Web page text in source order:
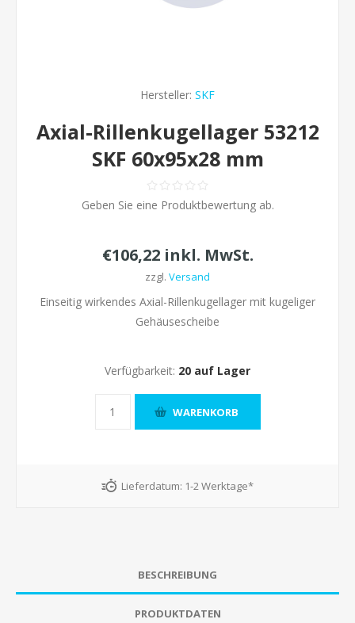
Hersteller: SKF
Axial-Rillenkugellager 53212
SKF 60x95x28 mm
Geben Sie eine Produktbewertung ab.
€106,22 inkl. MwSt.
zzgl. Versand
Einseitig wirkendes Axial-Rillenkugellager mit kugeliger
Gehäusescheibe
Verfügbarkeit: 20 auf Lager
Lieferdatum: 1-2 Werktage*
BESCHREIBUNG
PRODUKTDATEN